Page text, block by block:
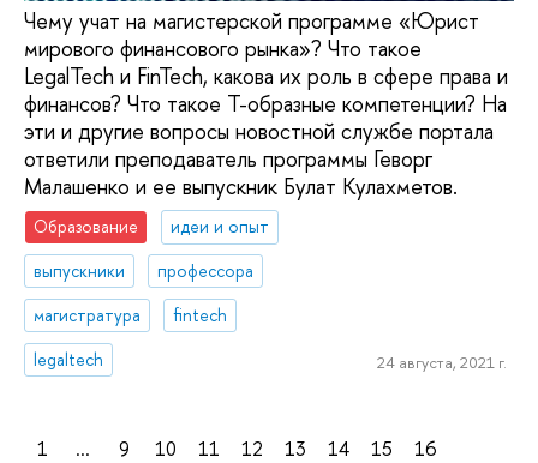
Чему учат на магистерской программе «Юрист
мирового финансового рынка»? Что такое
LegalTech и FinTech, какова их роль в сфере права и
финансов? Что такое Т-образные компетенции? На
эти и другие вопросы новостной службе портала
ответили преподаватель программы Геворг
Малашенко и ее выпускник Булат Кулахметов.
Образование
идеи и опыт
выпускники
профессора
магистратура
fintech
legaltech
24 августа, 2021 г.
1 ... 9 10 11 12 13 14 15
16